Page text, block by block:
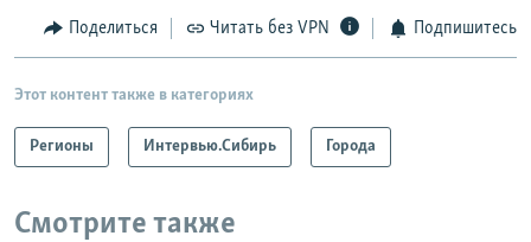
Поделиться Читать без VPN Подпишитесь
Этот контент также в категориях
Регионы Интервью.Сибирь Города
Смотрите также